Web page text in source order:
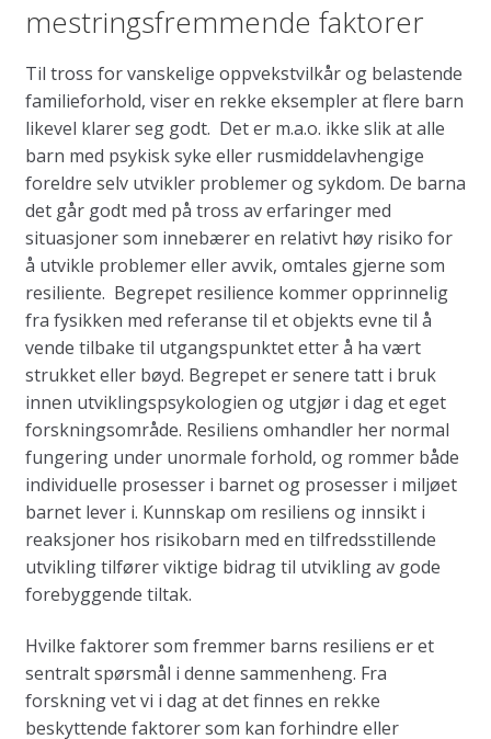
mestringsfremmende faktorer
Til tross for vanskelige oppvekstvilkår og belastende
familieforhold, viser en rekke eksempler at flere barn
likevel klarer seg godt. Det er m.a.o. ikke slik at alle
barn med psykisk syke eller rusmiddelavhengige
foreldre selv utvikler problemer og sykdom. De barna
det går godt med på tross av erfaringer med
situasjoner som innebærer en relativt høy risiko for
å utvikle problemer eller avvik, omtales gjerne som
resiliente. Begrepet resilience kommer opprinnelig
fra fysikken med referanse til et objekts evne til å
vende tilbake til utgangspunktet etter å ha vært
strukket eller bøyd. Begrepet er senere tatt i bruk
innen utviklingspsykologien og utgjør i dag et eget
forskningsområde. Resiliens omhandler her normal
fungering under unormale forhold, og rommer både
individuelle prosesser i barnet og prosesser i miljøet
barnet lever i. Kunnskap om resiliens og innsikt i
reaksjoner hos risikobarn med en tilfredsstillende
utvikling tilfører viktige bidrag til utvikling av gode
forebyggende tiltak.
Hvilke faktorer som fremmer barns resiliens er et
sentralt spørsmål i denne sammenheng. Fra
forskning vet vi i dag at det finnes en rekke
beskyttende faktorer som kan forhindre eller